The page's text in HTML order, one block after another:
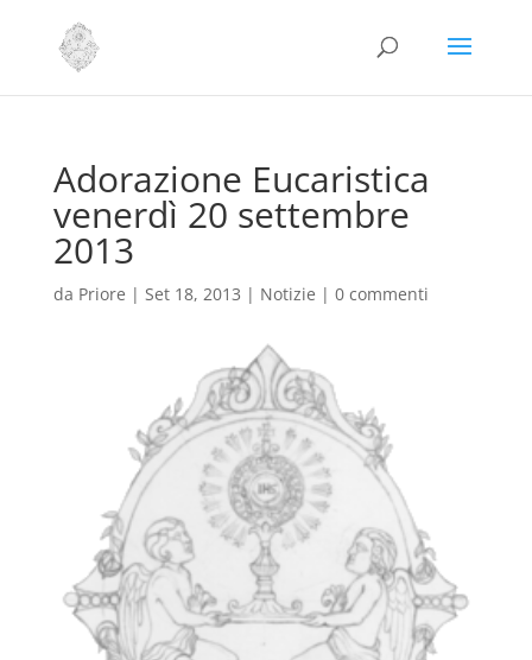
Adorazione Eucaristica
venerdì 20 settembre
2013
da Priore | Set 18, 2013 | Notizie | 0 commenti